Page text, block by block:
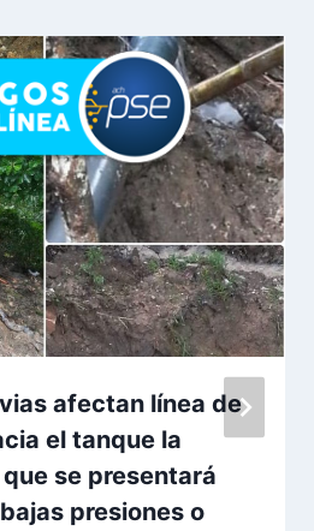
afectan línea de
el tanque la
se presentará
presiones o